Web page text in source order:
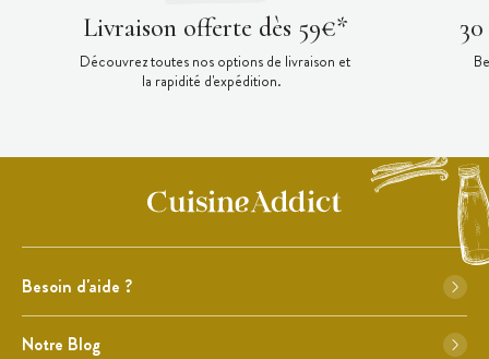
Livraison offerte dès 59€*
Découvrez toutes nos options de livraison et
la rapidité d'expédition.
Besoin d'aide ?
Notre Blog